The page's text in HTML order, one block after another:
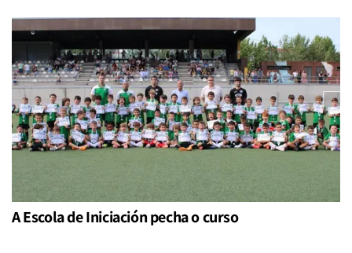
A Escola de Iniciación pecha o curso